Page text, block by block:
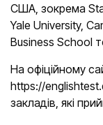
США, зокрема
Yale University,
Business School
На офіційному
https://
закладів, які